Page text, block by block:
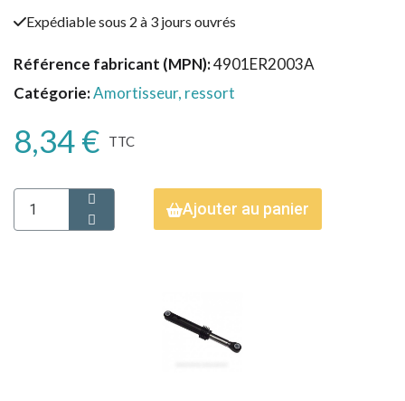
Expédiable sous 2 à 3 jours ouvrés
Référence fabricant (MPN) 4901ER2003A
Catégorie Amortisseur, ressort
8,34 € TTC
Ajouter au panier